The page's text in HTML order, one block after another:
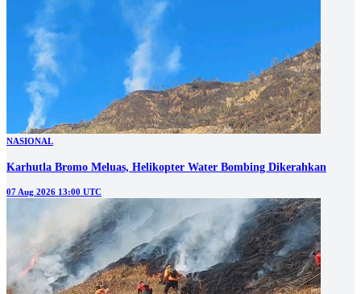
NASIONAL
Karhutla Bromo Meluas, Helikopter Water Bombing Dikerahkan
07 Aug 2026 13:00 UTC